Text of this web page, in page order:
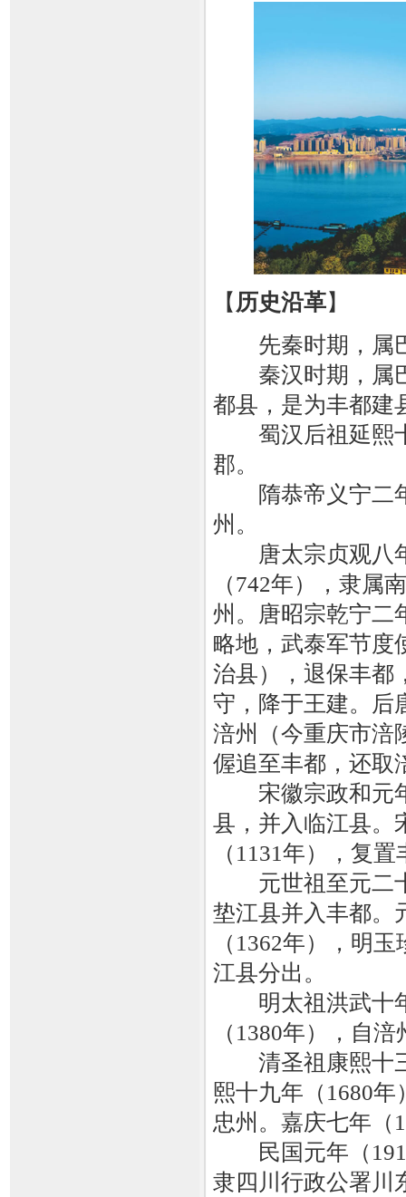
【 历史沿革】
先秦时期，属
秦汉时期，属巴
都县，是为丰都建
蜀汉后祖延熙十
郡。
隋恭帝义宁二年
州。
唐太宗贞观八年
（742年），隶属
州。唐昭宗乾宁二
略地，武泰军节度
治县），退保丰都
守，降于王建。后
涪州（今重庆市涪
偓追至丰都，还取
宋徽宗政和元
县，并入临江县。
（1131年），复
元世祖至元二
垫江县并入丰都。
（1362年），明
江县分出。
明太祖洪武十年
（1380年），自
清圣祖康熙十三
熙十九年（1680
忠州。嘉庆七年（
民国元年（1912
隶四川行政公署川